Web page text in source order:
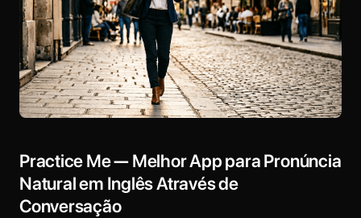
Practice Me — Melhor App para Pronúncia
Natural em Inglês Através de
Conversação